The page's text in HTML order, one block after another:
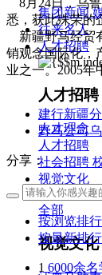
集团新闻
往来名人
人才招聘
人才招聘
人才理念
人才招聘
社会招聘
视觉文化
全部
视觉文化
悉，获此殊荣的
新疆野马经贸
销观念国际化，
业之一。2005年
建行新疆
野马公司
分享：
按浏览排行
按最新排行
1 6000余